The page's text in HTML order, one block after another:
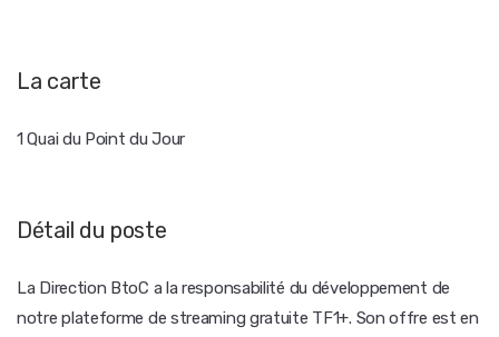
La carte
1 Quai du Point du Jour
Détail du poste
La Direction BtoC a la responsabilité du développement de
notre plateforme de streaming gratuite TF1+. Son offre est en